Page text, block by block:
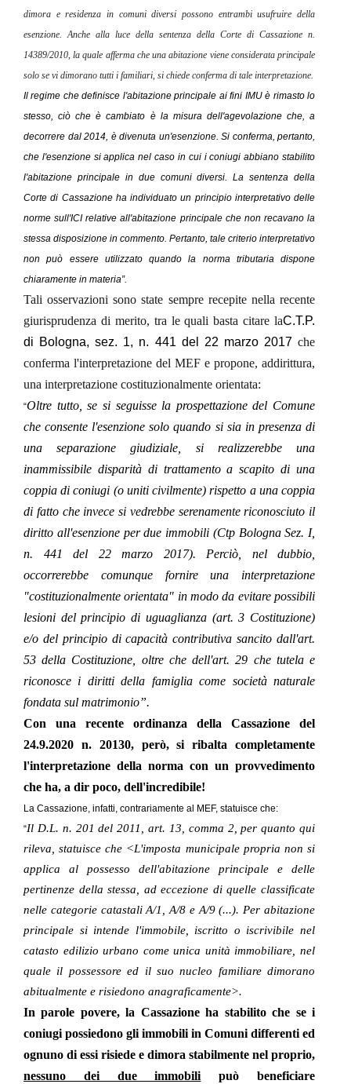
dimora e residenza in comuni diversi possono entrambi usufruire della
esenzione. Anche alla luce della sentenza della Corte di Cassazione n.
14389/2010, la quale afferma che una abitazione viene considerata principale
solo se vi dimorano tutti i familiari, si chiede conferma di tale interpretazione.
Il regime che definisce l'abitazione principale ai fini IMU è rimasto lo
stesso, ciò che è cambiato è la misura dell'agevolazione che, a
decorrere dal 2014, è divenuta un'esenzione. Si conferma, pertanto,
che l'esenzione si applica nel caso in cui i coniugi abbiano stabilito
l'abitazione principale in due comuni diversi. La sentenza della
Corte di Cassazione ha individuato un principio interpretativo delle
norme sull'ICI relative all'abitazione principale che non recavano la
stessa disposizione in commento. Pertanto, tale criterio interpretativo
non può essere utilizzato quando la norma tributaria dispone
chiaramente in materia”.
Tali osservazioni sono state sempre recepite nella recente
giurisprudenza di merito, tra le quali basta citare laC.T.P.
di Bologna, sez. 1, n. 441 del 22 marzo 2017 che
conferma l'interpretazione del MEF e propone, addirittura,
una interpretazione costituzionalmente orientata:
“Oltre tutto, se si seguisse la prospettazione del Comune
che consente l'esenzione solo quando si sia in presenza di
una separazione giudiziale, si realizzerebbe una
inammissibile disparità di trattamento a scapito di una
coppia di coniugi (o uniti civilmente) rispetto a una coppia
di fatto che invece si vedrebbe serenamente riconosciuto il
diritto all'esenzione per due immobili (Ctp Bologna Sez. I,
n. 441 del 22 marzo 2017). Perciò, nel dubbio,
occorrerebbe comunque fornire una interpretazione
"costituzionalmente orientata" in modo da evitare possibili
lesioni del principio di uguaglianza (art. 3 Costituzione)
e/o del principio di capacità contributiva sancito dall'art.
53 della Costituzione, oltre che dell'art. 29 che tutela e
riconosce i diritti della famiglia come società naturale
fondata sul matrimonio”.
Con una recente ordinanza della Cassazione del
24.9.2020 n. 20130, però, si ribalta completamente
l'interpretazione della norma con un provvedimento
che ha, a dir poco, dell'incredibile!
La Cassazione, infatti, contrariamente al MEF, statuisce che:
“Il D.L. n. 201 del 2011, art. 13, comma 2, per quanto qui
rileva, statuisce che <L'imposta municipale propria non si
applica al possesso dell'abitazione principale e delle
pertinenze della stessa, ad eccezione di quelle classificate
nelle categorie catastali A/1, A/8 e A/9 (...). Per abitazione
principale si intende l'immobile, iscritto o iscrivibile nel
catasto edilizio urbano come unica unità immobiliare, nel
quale il possessore ed il suo nucleo familiare dimorano
abitualmente e risiedono anagraficamente>.
In parole povere, la Cassazione ha stabilito che se i
coniugi possiedono gli immobili in Comuni differenti ed
ognuno di essi risiede e dimora stabilmente nel proprio,
nessuno dei due immobilipuò beneficiare